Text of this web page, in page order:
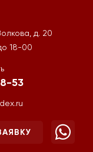
д. 20
18-00
53